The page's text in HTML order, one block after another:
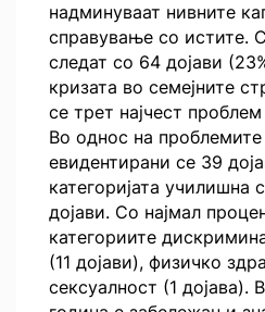
надминуваат нивните
справување со истите.
следат со 64 дојави
кризата во семејните
се трет најчест
Во однос на
евидентирани се 39
категоријата училишна
дојави. Со најмал
категориите
(11 дојави), физичко
сексуалност (1 дојава).